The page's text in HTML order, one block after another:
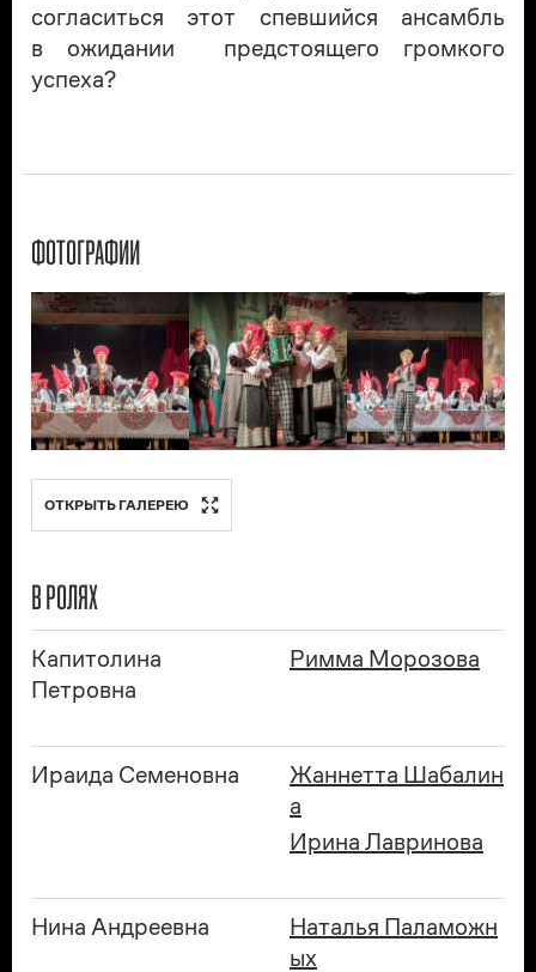
согласиться этот спевшийся ансамбль
в ожидании предстоящего громкого
успеха?
ФОТОГРАФИИ
ОТКРЫТЬ ГАЛЕРЕЮ
В РОЛЯХ
Капитолина
Петровна
Римма Морозова
Ираида Семеновна
Жаннетта Шабалин
а
Ирина Лавринова
Нина Андреевна
Наталья Паламожн
ых